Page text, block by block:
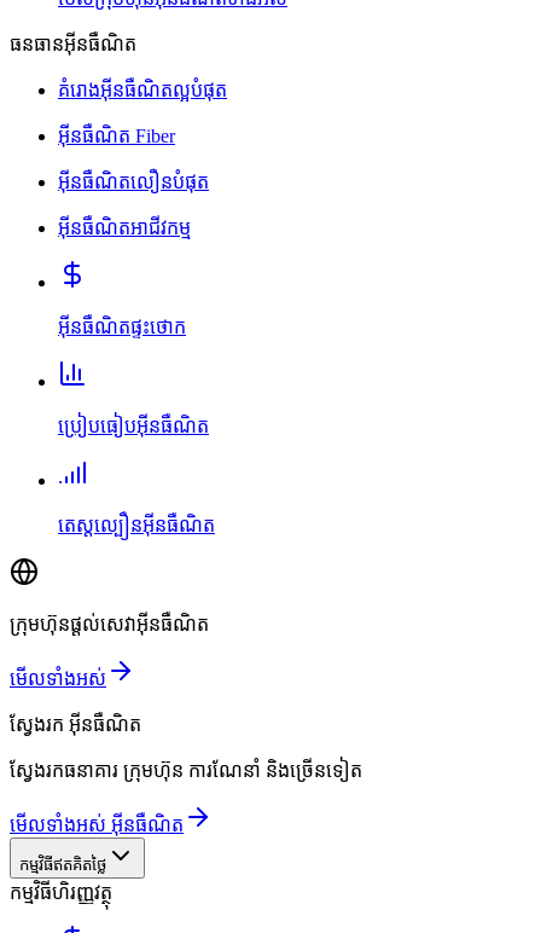
ធនធានអ៊ីនធឺណិត
គំរោងអ៊ីនធឺណិតល្អបំផុត
អ៊ីនធឺណិត Fiber
អ៊ីនធឺណិតលឿនបំផុត
អ៊ីនធឺណិតអាជីវកម្ម
អ៊ីនធឺណិតផ្ទះថោក
ប្រៀបធៀបអ៊ីនធឺណិត
តេស្តល្បឿនអ៊ីនធឺណិត
ក្រុមហ៊ុនផ្តល់សេវាអ៊ីនធឺណិត
មើលទាំងអស់
ស្វែងរក អ៊ីនធឺណិត
ស្វែងរកធនាគារ ក្រុមហ៊ុន ការណែនាំ និងច្រើនទៀត
មើលទាំងអស់ អ៊ីនធឺណិត
កម្មវិធីឥតគិតថ្លៃ
កម្មវិធីហិរញ្ញវត្ថុ